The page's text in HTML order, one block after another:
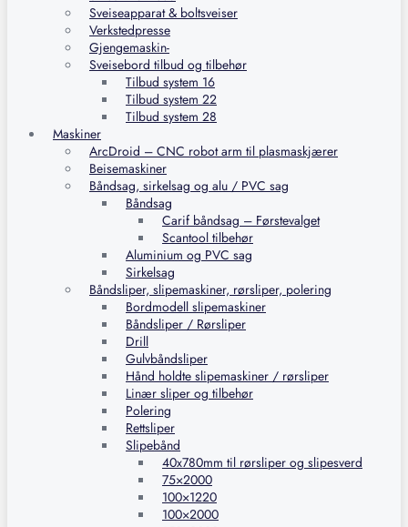
Sveiseapparat & boltsveiser
Verkstedpresse
Gjengemaskin-
Sveisebord tilbud og tilbehør
Tilbud system 16
Tilbud system 22
Tilbud system 28
Maskiner
ArcDroid – CNC robot arm til plasmaskjærer
Beisemaskiner
Båndsag, sirkelsag og alu / PVC sag
Båndsag
Carif båndsag – Førstevalget
Scantool tilbehør
Aluminium og PVC sag
Sirkelsag
Båndsliper, slipemaskiner, rørsliper, polering
Bordmodell slipemaskiner
Båndsliper / Rørsliper
Drill
Gulvbåndsliper
Hånd holdte slipemaskiner / rørsliper
Linær sliper og tilbehør
Polering
Rettsliper
Slipebånd
40x780mm til rørsliper og slipesverd
75×2000
100×1220
100×2000